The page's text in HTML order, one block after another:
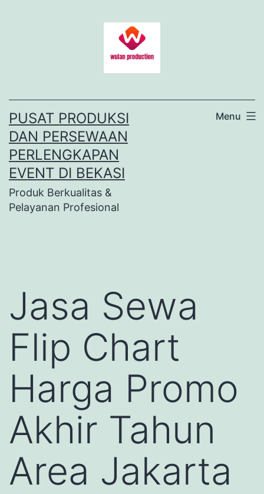
PUSAT PRODUKSI
DAN PERSEWAAN
PERLENGKAPAN
EVENT DI BEKASI
Produk Berkualitas &
Pelayanan Profesional
Menu
Jasa Sewa
Flip Chart
Harga Promo
Akhir Tahun
Area Jakarta